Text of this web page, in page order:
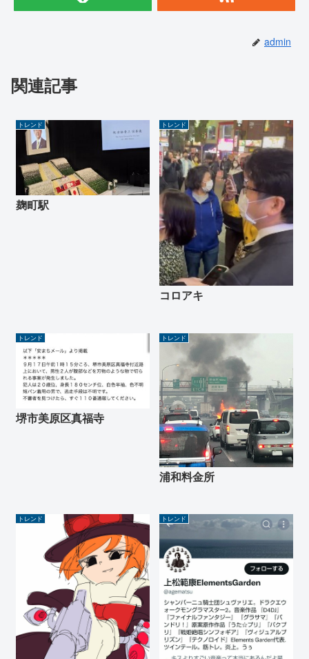
admin
関連記事
トレンド
麹町駅
トレンド
コロアキ
トレンド
堺市美原区真福寺
トレンド
浦和料金所
トレンド トレンド